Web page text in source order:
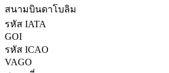
สนามบินดาโบลิม
รหัส IATA
GOI
รหัส ICAO
VAGO